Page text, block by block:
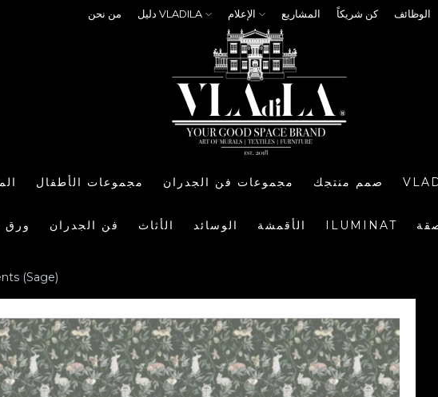
من نحن دليل VLADILA الإعلام المشاريع كن شريكاً الوظائف
مجموعات الأطفال مجموعات فن الجدران صمم منتجك
ورق فن الجدران الأثاث الوسائد الأقمشة ILUMINAT
(Sage)